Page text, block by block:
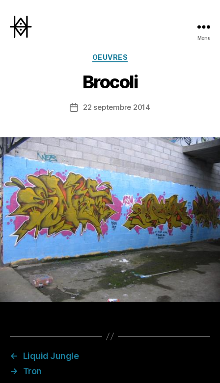
Menu
Catégories
OEUVRES
Brocoli
Date22 septembre 2014
←
Liquid Jungle
→
Tron